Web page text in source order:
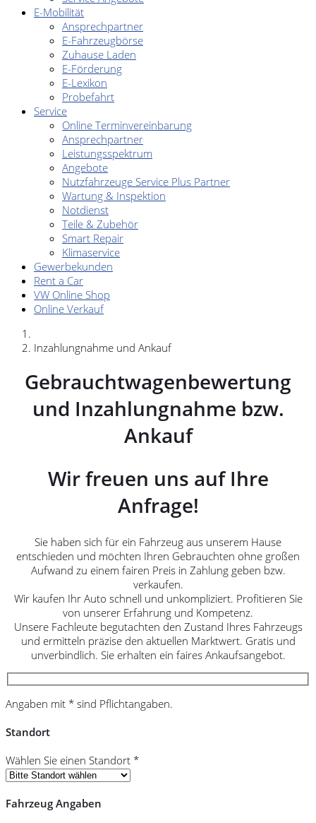
E-Mobilität
Ansprechpartner
E-Fahrzeugbörse
Zuhause Laden
E-Förderung
E-Lexikon
Probefahrt
Service
Online Terminvereinbarung
Ansprechpartner
Leistungsspektrum
Angebote
Nutzfahrzeuge Service Plus Partner
Wartung & Inspektion
Notdienst
Teile & Zubehör
Smart Repair
Klimaservice
Gewerbekunden
Rent a Car
VW Online Shop
Online Verkauf
Inzahlungnahme und Ankauf
Gebrauchtwagenbewertung
und Inzahlungnahme bzw.
Ankauf
Wir freuen uns auf Ihre
Anfrage!
Sie haben sich für ein Fahrzeug aus unserem Hause
entschieden und möchten Ihren Gebrauchten ohne großen
Aufwand zu einem fairen Preis in Zahlung geben bzw.
verkaufen.
Wir kaufen Ihr Auto schnell und unkompliziert. Profitieren Sie
von unserer Erfahrung und Kompetenz.
Unsere Fachleute begutachten den Zustand Ihres Fahrzeugs
und ermitteln präzise den aktuellen Marktwert. Gratis und
unverbindlich. Sie erhalten ein faires Ankaufsangebot.
Angaben mit * sind Pflichtangaben.
Standort
Wählen Sie einen Standort *
Fahrzeug Angaben